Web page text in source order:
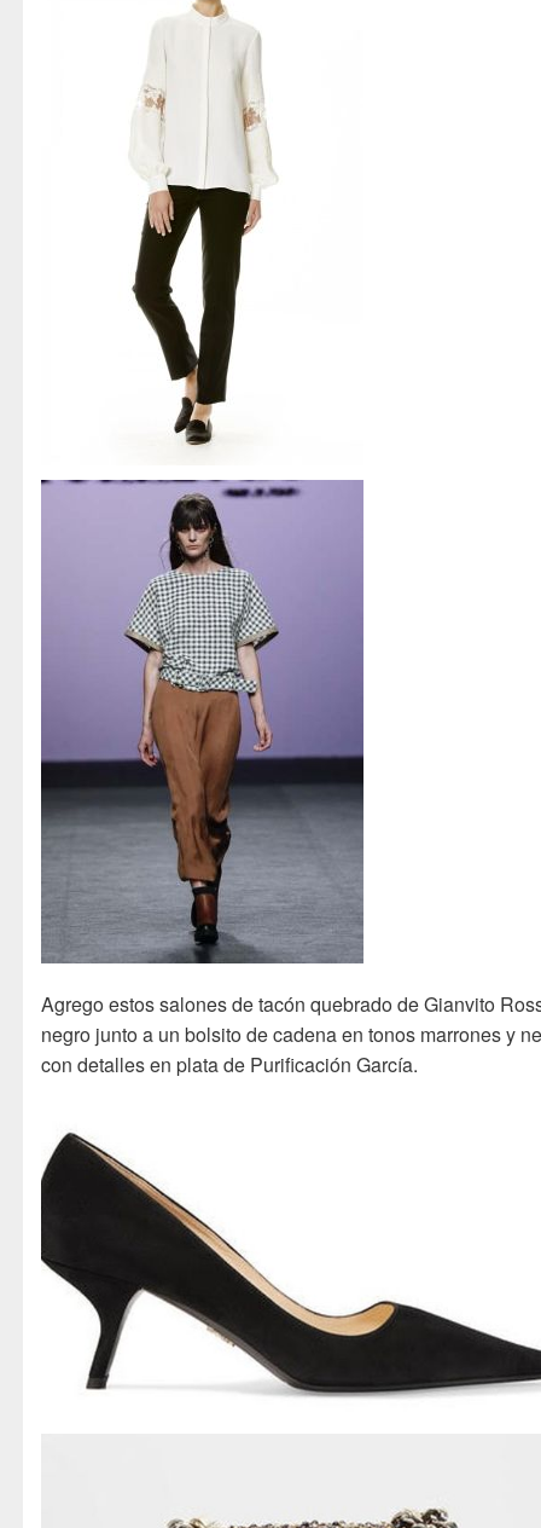
Agrego estos salones de tacón quebrado de Gianvito
negro junto a un bolsito de cadena en tonos marrones y
con detalles en plata de Purificación García.